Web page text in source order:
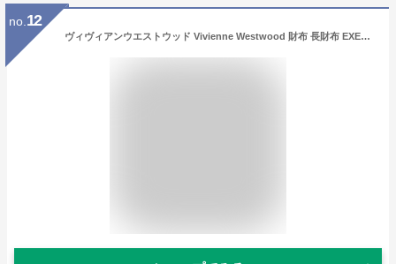
no. 12
ヴィヴィアンウエストウッド Vivienne Westwood 財布 長財布 EXECUTIVE スマホケース付 長財布 ブラック